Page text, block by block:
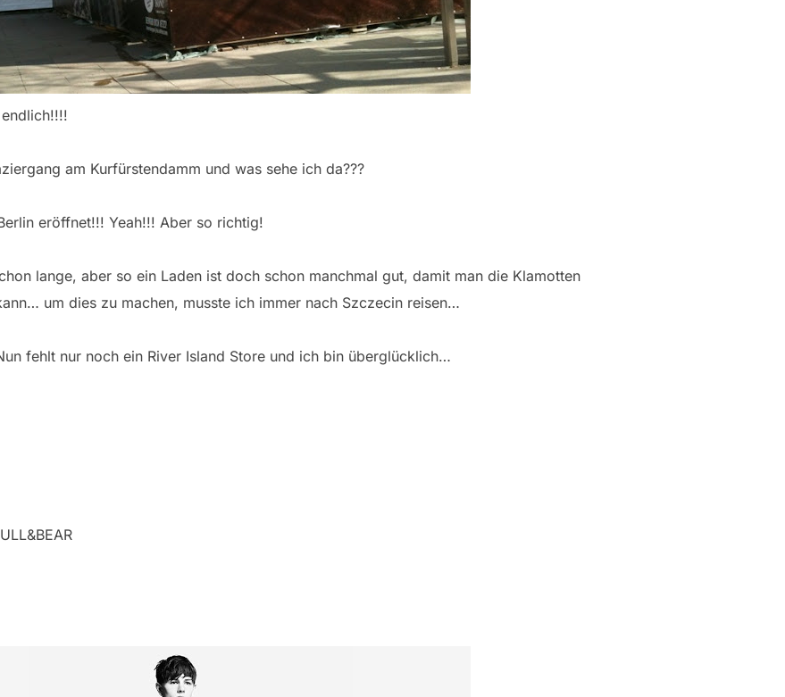
am Kurfürstendamm und was sehe ich da???
eröffnet!!! Yeah!!! Aber so richtig!
lange, aber so ein Laden ist doch schon manchmal gut, damit man die Klamotten
um dies zu machen, musste ich immer nach Szczecin reisen…
fehlt nur noch ein River Island Store und ich bin überglücklich…